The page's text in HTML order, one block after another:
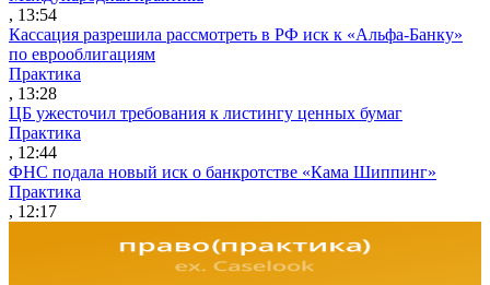
, 13:54
Кассация разрешила рассмотреть в РФ иск к «Альфа-Банку»
по еврооблигациям
Практика
, 13:28
ЦБ ужесточил требования к листингу ценных бумаг
Практика
, 12:44
ФНС подала новый иск о банкротстве «Кама Шиппинг»
Практика
, 12:17